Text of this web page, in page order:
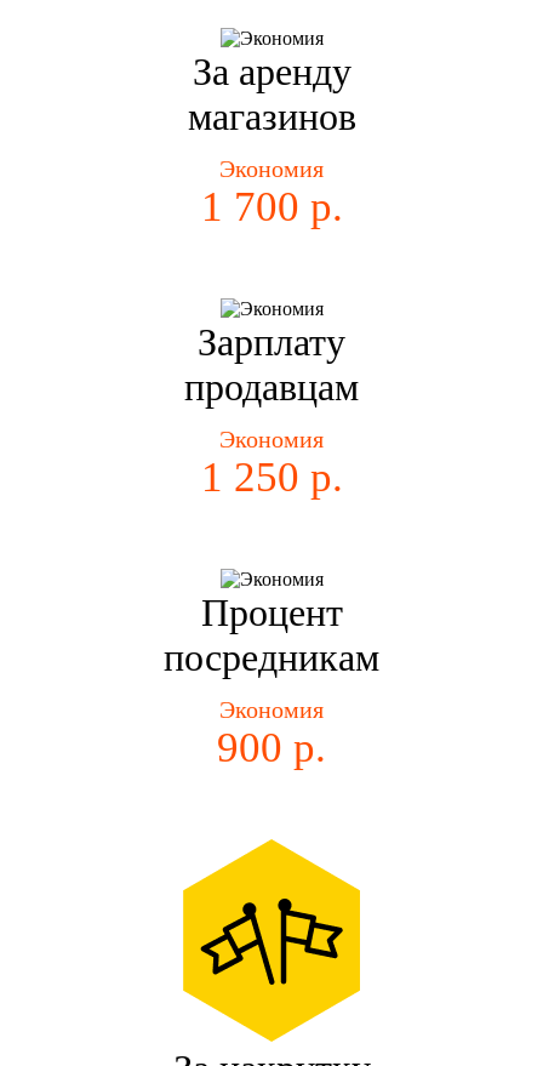
За аренду
магазинов
Экономия
1 700 р.
Зарплату
продавцам
Экономия
1 250 р.
Процент
посредникам
Экономия
900 р.